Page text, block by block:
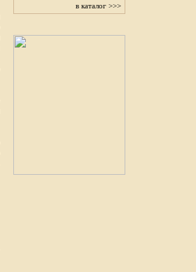
в каталог >>>